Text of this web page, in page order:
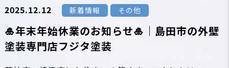
2025.12.12 新着情報 その他
🎍年末年始休業のお知らせ🎍｜島田市の外壁
塗装専門店フジタ塗装